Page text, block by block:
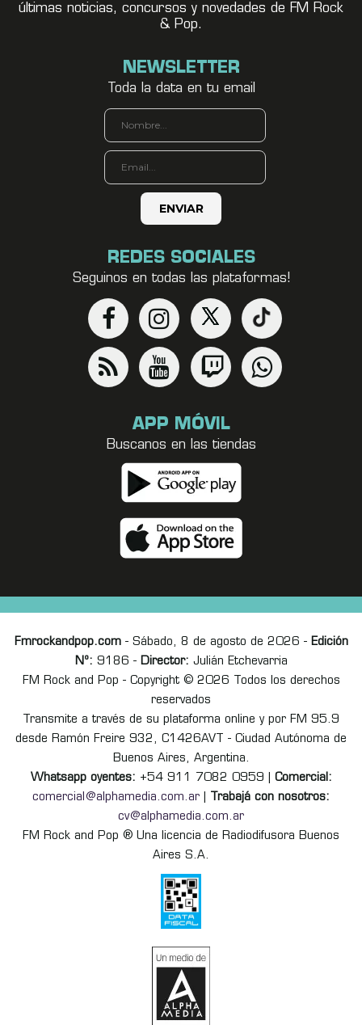
últimas noticias, concursos y novedades de FM Rock
& Pop.
NEWSLETTER
Toda la data en tu email
REDES SOCIALES
Seguinos en todas las plataformas!
APP MÓVIL
Buscanos en las tiendas
Fmrockandpop.com- Sábado, 8 de agosto de 2026 - Edición
Nº: 9186 - Director: Julián Etchevarria
FM Rock and Pop - Copyright © 2026 Todos los derechos
reservados
Transmite a través de su plataforma online y por FM 95.9
desde Ramón Freire 932, C1426AVT - Ciudad Autónoma de
Buenos Aires, Argentina.
Whatsapp oyentes: +54 911 7082 0959 | Comercial:
comercial@alphamedia.com.ar
Trabajá con nosotros:
cv@alphamedia.com.ar
FM Rock and Pop ® Una licencia de Radiodifusora Buenos
Aires S.A.